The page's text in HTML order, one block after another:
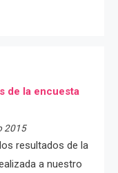
de la encuesta
2015
resultados de la
a nuestro